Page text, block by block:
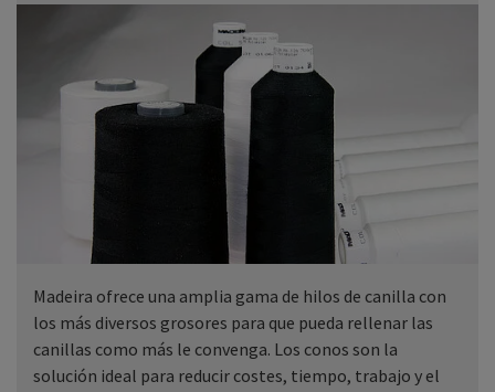
Madeira ofrece una amplia gama de hilos de canilla con
los más diversos grosores para que pueda rellenar las
canillas como más le convenga. Los conos son la
solución ideal para reducir costes, tiempo, trabajo y el